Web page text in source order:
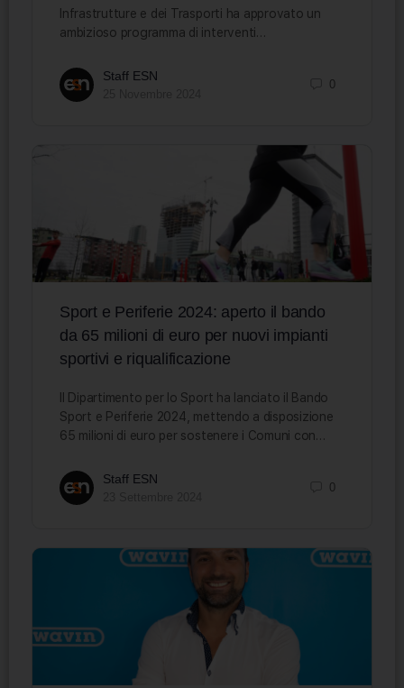
Infrastrutture e dei Trasporti ha approvato un
ambizioso programma di interventi…
Staff ESN
0
Sport e Periferie 2024: aperto il bando
da 65 milioni di euro per nuovi impianti
sportivi e riqualificazione
Il Dipartimento per lo Sport ha lanciato il Bando
Sport e Periferie 2024, mettendo a disposizione
65 milioni di euro per sostenere i Comuni con…
Staff ESN
0